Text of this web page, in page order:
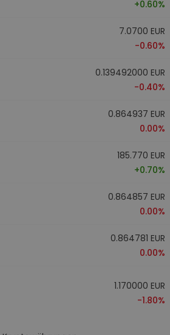
+0.60%
7.0700 EUR
-0.60%
0.139492000 EUR
-0.40%
0.864937 EUR
0.00%
185.770 EUR
+0.70%
0.864857 EUR
0.00%
0.864781 EUR
0.00%
1.170000 EUR
-1.80%